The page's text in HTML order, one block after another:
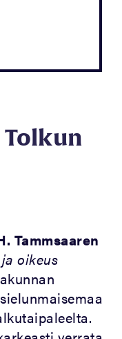
Tammsaaren
oikeus